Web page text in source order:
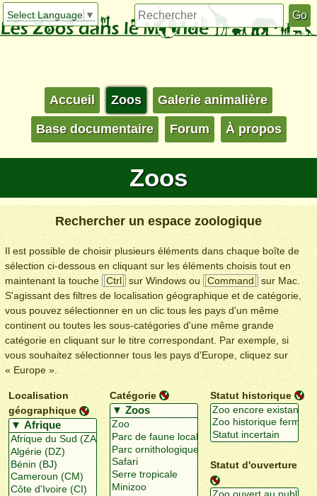
Select Language ▼
Accueil Zoos Galerie animalière
Base documentaire Forum À propos
Zoos
Rechercher un espace zoologique
Il est possible de choisir plusieurs éléments dans chaque boîte de
sélection ci-dessous en cliquant sur les éléments choisis tout en
maintenant la touche
Ctrl sur Windows ou Command
sur Mac.
S'agissant des filtres de localisation géographique et de catégorie,
vous pouvez sélectionner en un clic tous les pays d'un même
continent ou toutes les sous-catégories d'une même grande
catégorie en cliquant sur le titre correspondant. Par exemple, si
vous souhaitez sélectionner tous les pays d'Europe, cliquez sur
« Europe ».
Localisation
géographique
Catégorie Statut historique
Statut d'ouverture